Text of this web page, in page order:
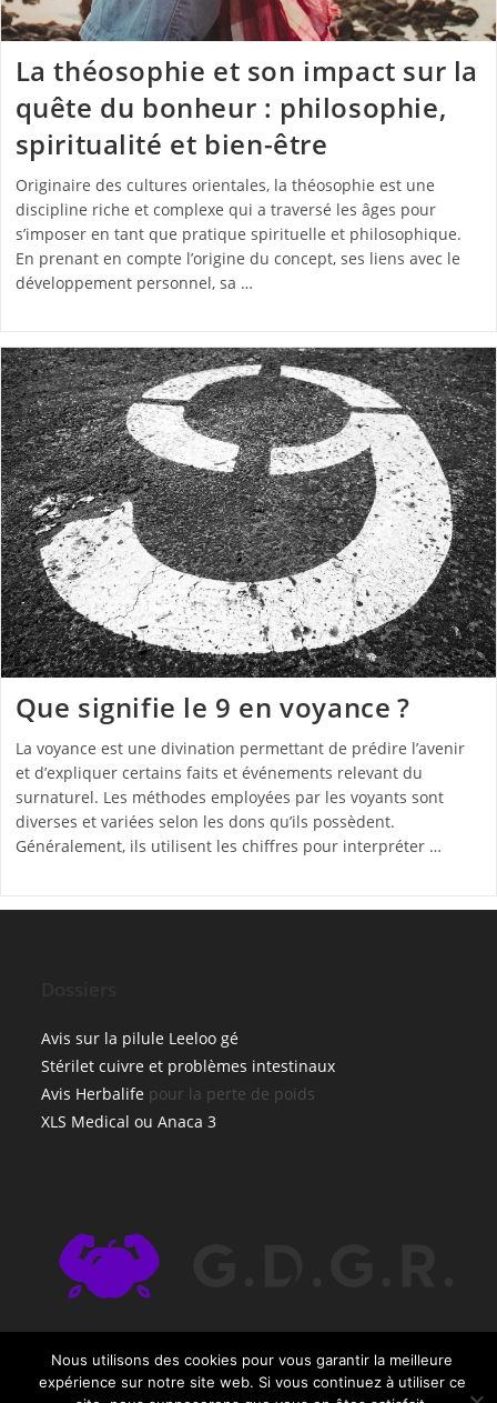
La théosophie et son impact sur la
quête du bonheur : philosophie,
spiritualité et bien-être
Originaire des cultures orientales, la théosophie est une
discipline riche et complexe qui a traversé les âges pour
s’imposer en tant que pratique spirituelle et philosophique.
En prenant en compte l’origine du concept, ses liens avec le
développement personnel, sa …
Que signifie le 9 en voyance ?
La voyance est une divination permettant de prédire l’avenir
et d’expliquer certains faits et événements relevant du
surnaturel. Les méthodes employées par les voyants sont
diverses et variées selon les dons qu’ils possèdent.
Généralement, ils utilisent les chiffres pour interpréter …
Avis sur la pilule Leeloo gé
Stérilet cuivre et problèmes intestinaux
Avis Herbalife pour la perte de poids
XLS Medical ou Anaca 3
Nous utilisons des cookies pour vous garantir la meilleure
expérience sur notre site web. Si vous continuez à utiliser ce